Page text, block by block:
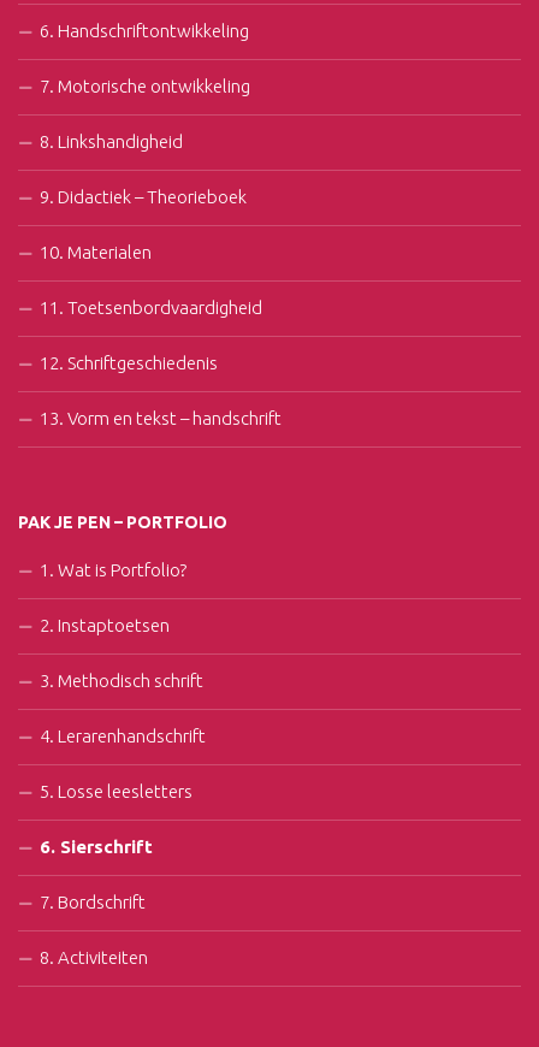
6. Handschriftontwikkeling
7. Motorische ontwikkeling
8. Linkshandigheid
9. Didactiek – Theorieboek
10. Materialen
11. Toetsenbordvaardigheid
12. Schriftgeschiedenis
13. Vorm en tekst – handschrift
PAK JE PEN – PORTFOLIO
1. Wat is Portfolio?
2. Instaptoetsen
3. Methodisch schrift
4. Lerarenhandschrift
5. Losse leesletters
6. Sierschrift
7. Bordschrift
8. Activiteiten